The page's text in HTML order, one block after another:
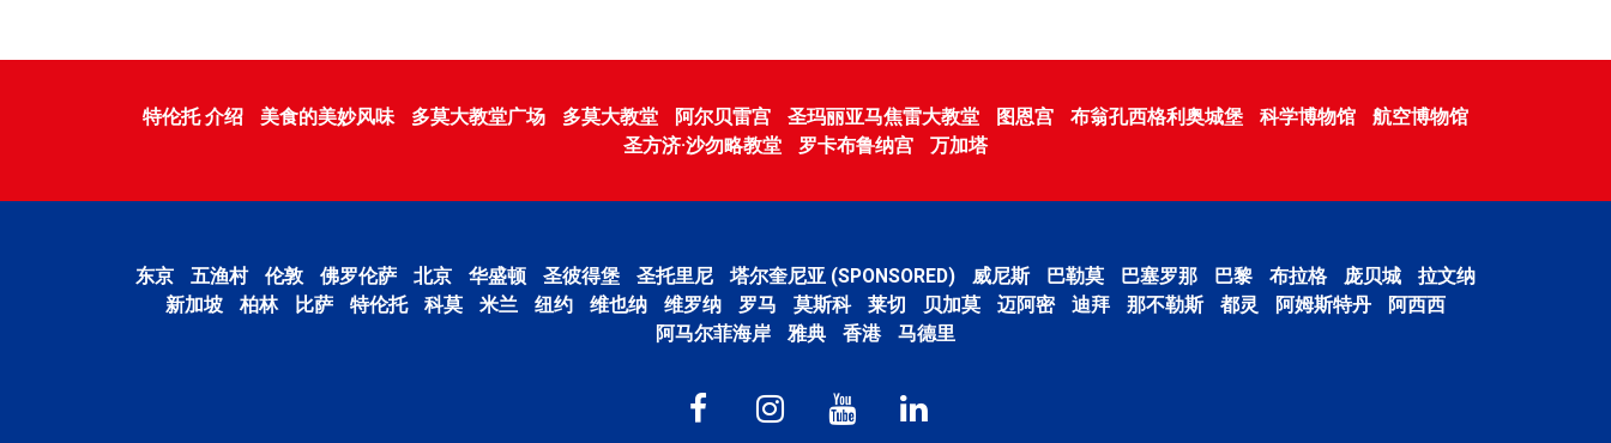
特伦托 介绍 美食的美妙风味 多莫大教堂广场 多莫大教堂 阿尔贝雷宫 圣玛丽亚马焦雷大教堂 图恩宫 布翁孔西格利奥城堡 科学博物馆
航空博物馆
圣方济·沙勿略教堂
罗卡布鲁纳宫 万加塔
东京 五渔村 伦敦 佛罗伦萨 北京 华盛顿 圣彼得堡 圣托里尼 塔尔奎尼亚 (SPONSORED) 威尼斯 巴勒莫 巴塞罗那 巴黎 布拉格 庞贝城
拉文纳
新加坡
柏林 比萨 特伦托 科莫 米兰 纽约 维也纳 维罗纳 罗马 莫斯科 莱切 贝加莫 迈阿密 迪拜 那不勒斯 都灵 阿姆斯特丹
阿西西
阿马尔菲海岸
雅典 香港 马德里